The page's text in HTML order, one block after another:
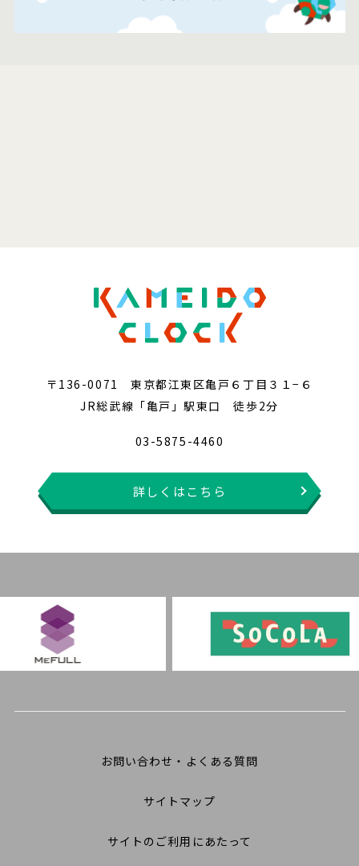
〒136-0071 東京都江東区亀戸６丁目３１−６
JR総武線「亀戸」駅東口 徒歩2分
03-5875-4460
詳しくはこちら
お問い合わせ・よくある質問
サイトマップ
サイトのご利用にあたって